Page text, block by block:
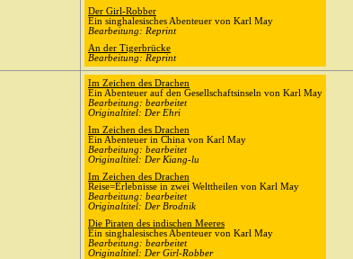
Der Girl-Robber
Ein singhalesisches Abenteuer von Karl May
Bearbeitung: Reprint
An der Tigerbrücke
Bearbeitung: Reprint
Im Zeichen des Drachen
Ein Abenteuer auf den Gesellschaftsinseln von Karl May
Bearbeitung: bearbeitet
Originaltitel: Der Ehri
Im Zeichen des Drachen
Ein Abenteuer in China von Karl May
Bearbeitung: bearbeitet
Originaltitel: Der Kiang-lu
Im Zeichen des Drachen
Reise=Erlebnisse in zwei Welttheilen von Karl May
Bearbeitung: bearbeitet
Originaltitel: Der Brodnik
Die Piraten des indischen Meeres
Ein singhalesisches Abenteuer von Karl May
Bearbeitung: bearbeitet
Originaltitel: Der Girl-Robber